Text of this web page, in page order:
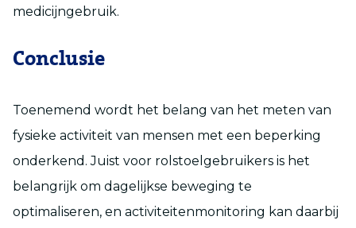
medicijngebruik.
Conclusie
Toenemend wordt het belang van het meten van
fysieke activiteit van mensen met een beperking
onderkend. Juist voor rolstoelgebruikers is het
belangrijk om dagelijkse beweging te
optimaliseren, en activiteitenmonitoring kan daarbij